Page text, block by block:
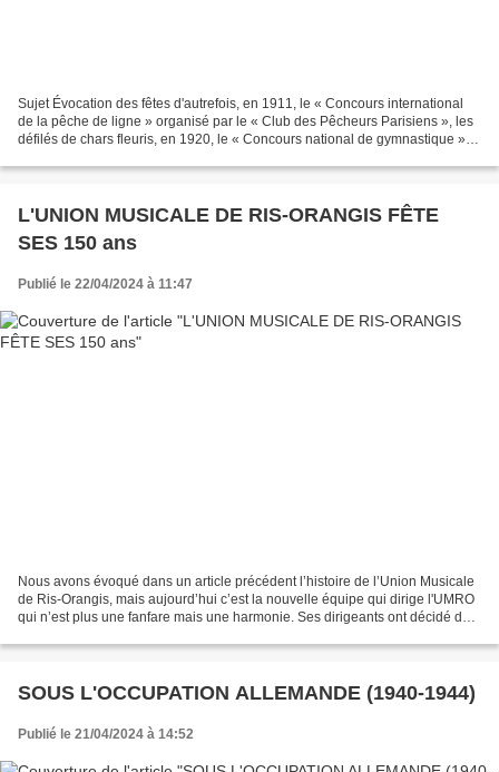
Sujet Évocation des fêtes d'autrefois, en 1911, le « Concours international
de la pêche de ligne » organisé par le « Club des Pêcheurs Parisiens », les
défilés de chars fleuris, en 1920, le « Concours national de gymnastique »,
L'UNION MUSICALE DE RIS-ORANGIS FÊTE
SES 150 ans
Publié le 22/04/2024 à 11:47
Nous avons évoqué dans un article précédent l’histoire de l’Union Musicale
de Ris-Orangis, mais aujourd’hui c’est la nouvelle équipe qui dirige l'UMRO
qui n’est plus une fanfare mais une harmonie. Ses dirigeants ont décidé de
SOUS L'OCCUPATION ALLEMANDE (1940-1944)
Publié le 21/04/2024 à 14:52